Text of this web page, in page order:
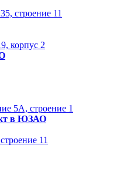
строение 11
корпус 2
5А, строение 1
в ЮЗАО
11